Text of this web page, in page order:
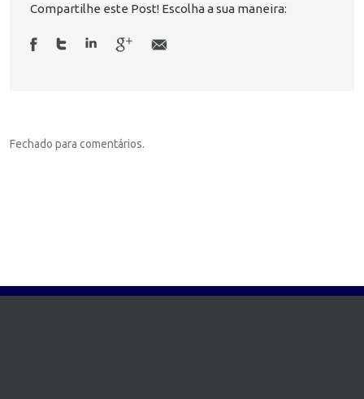
Compartilhe este Post! Escolha a sua maneira:
Fechado para comentários.